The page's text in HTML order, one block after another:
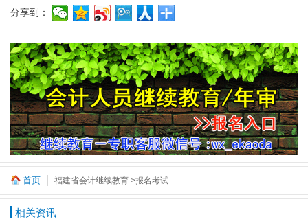
分享到：
首页 福建省会计继续教育 >报名考试
相关资讯